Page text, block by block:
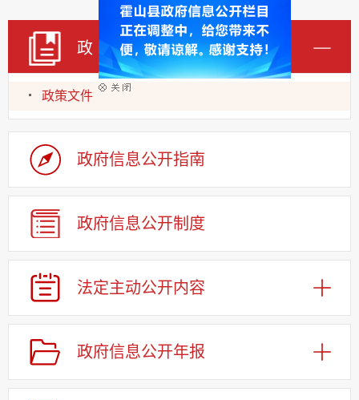
政 策
政策文件
政府信息公开指南
政府信息公开制度
法定主动公开内容
政府信息公开年报